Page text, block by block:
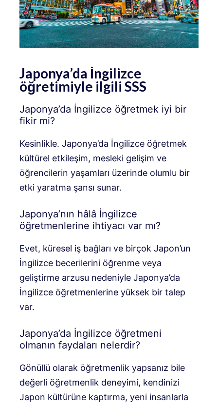
Japonya’da İngilizce
öğretimiyle ilgili SSS
Japonya’da İngilizce öğretmek iyi bir
fikir mi?
Kesinlikle. Japonya’da İngilizce öğretmek
kültürel etkileşim, mesleki gelişim ve
öğrencilerin yaşamları üzerinde olumlu bir
etki yaratma şansı sunar.
Japonya’nın hâlâ İngilizce
öğretmenlerine ihtiyacı var mı?
Evet, küresel iş bağları ve birçok Japon’un
İngilizce becerilerini öğrenme veya
geliştirme arzusu nedeniyle Japonya’da
İngilizce öğretmenlerine yüksek bir talep
var.
Japonya’da İngilizce öğretmeni
olmanın faydaları nelerdir?
Gönüllü olarak öğretmenlik yapsanız bile
değerli öğretmenlik deneyimi, kendinizi
Japon kültürüne kaptırma, yeni insanlarla